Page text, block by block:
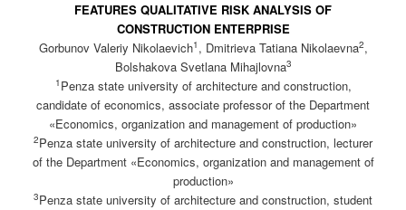
FEATURES QUALITATIVE RISK ANALYSIS OF
CONSTRUCTION ENTERPRISE
Gorbunov Valeriy Nikolaevich1 , Dmitrieva Tatiana Nikolaevna2,
Bolshakova Svetlana Mihajlovna3
1 Penza state university of architecture and construction,
candidate of economics, associate professor of the Department
«Economics, organization and management of production»
2Penza state university of architecture and construction, lecturer
of the Department «Economics, organization and management of
production»
3Penza state university of architecture and construction, student